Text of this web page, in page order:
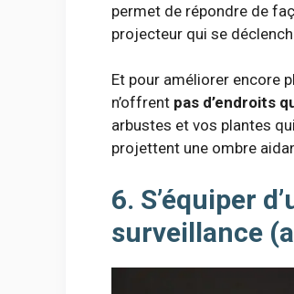
permet de répondre de
projecteur qui se
Et pour améliorer encore
n’offrent pas d’endroits
arbustes et vos plantes
projettent une ombre
6. S’équiper
surveillance